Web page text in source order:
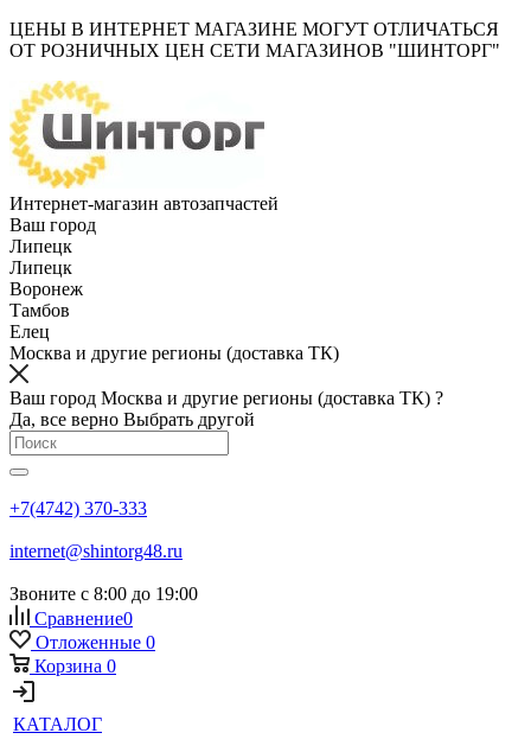
ЦЕНЫ В ИНТЕРНЕТ МАГАЗИНЕ МОГУТ ОТЛИЧАТЬСЯ
ОТ РОЗНИЧНЫХ ЦЕН СЕТИ МАГАЗИНОВ "ШИНТОРГ"
Интернет-магазин автозапчастей
Ваш город
Липецк
Липецк
Воронеж
Тамбов
Елец
Москва и другие регионы (доставка ТК)
Ваш город Москва и другие регионы (доставка ТК) ?
Да, все верно Выбрать другой
+7(4742) 370-333
internet@shintorg48.ru
Звоните с 8:00 до 19:00
Сравнение0
Отложенные 0
Корзина 0
КАТАЛОГ